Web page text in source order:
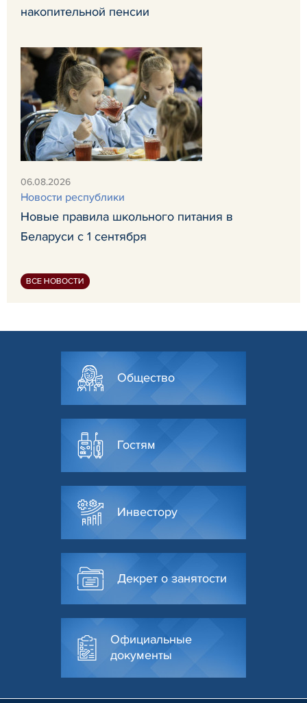
накопительной пенсии
06.08.2026
Новости республики
Новые правила школьного питания в
Беларуси с 1 сентября
ВСЕ НОВОСТИ
Общество
Гостям
Инвестору
Декрет о занятости
Официальные
документы